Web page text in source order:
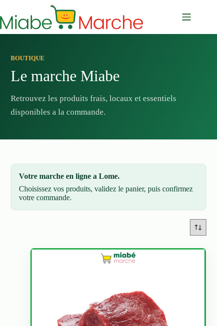
contenu
BOUTIQUE
Le marche Miabe
Retrouvez les produits frais, locaux et essentiels
disponibles a la commande.
Votre marche en ligne a Lome.
Choisissez vos produits, validez le panier, puis confirmez
votre commande.